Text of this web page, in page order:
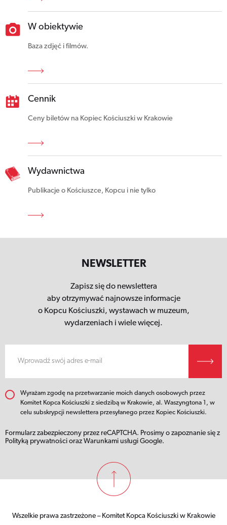
W obiektywie
Baza zdjęć i filmów.
Cennik
Ceny biletów na Kopiec Kościuszki w Krakowie
Wydawnictwa
Publikacje o Kościuszce, Kopcu i nie tylko
NEWSLETTER
Zapisz się do newslettera
aby otrzymywać najnowsze informacje
o Kopcu Kościuszki, wystawach w muzeum,
wydarzeniach i wiele więcej.
Wyrażam zgodę na przetwarzanie moich danych osobowych przez
Komitet Kopca Kościuszki z siedzibą w Krakowie, al. Waszyngtona 1, w
celu subskrypcji newslettera przesyłanego przez Kopiec Kościuszki.
Formularz zabezpieczony przez reCAPTCHA. Prosimy o zapoznanie się z
Polityką prywatności oraz Warunkami usługi Google.
Wszelkie prawa zastrzeżone – Komitet Kopca Kościuszki w Krakowie